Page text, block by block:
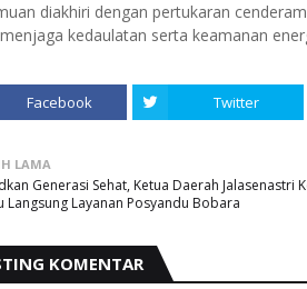
diakhiri dengan pertukaran
kedaulatan serta keamanan
Facebook Twitter
LAMA
Generasi Sehat, Ketua Daerah Jalasenastri
Langsung Layanan Posyandu Bobara
KOMENTAR